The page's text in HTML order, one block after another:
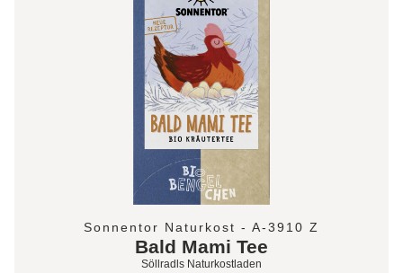
Sonnentor Naturkost - A-3910 Z
Bald Mami Tee
Söllradls Naturkostladen